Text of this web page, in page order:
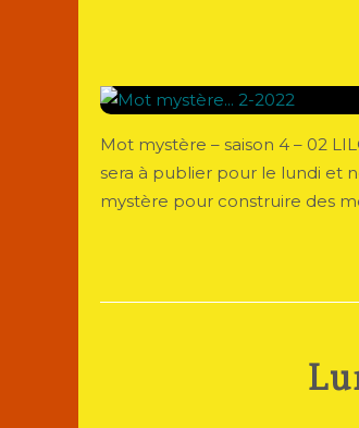
Mot mystère – saison 4 – 02
sera à publier pour le lundi et
mystère pour construire des